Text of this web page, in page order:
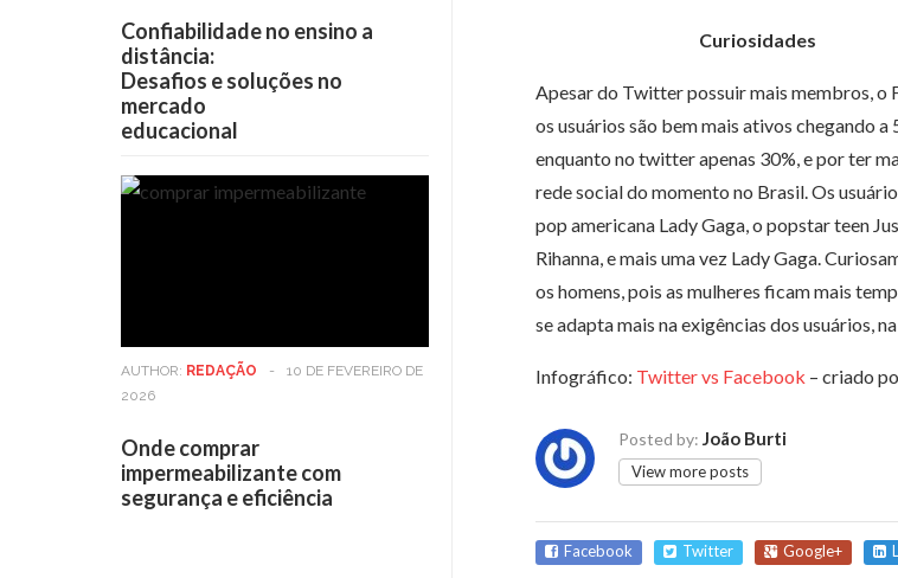
Curiosidades
Apesar do Twitter possuir mais membros, o
os usuários são bem mais ativos chegando a
enquanto no twitter apenas 30%, e por ter
rede social do momento no Brasil. Os
pop americana Lady Gaga, o popstar teen
Rihanna, e mais uma vez Lady Gaga.
os homens, pois as mulheres ficam mais
se adapta mais na exigências dos usuários,
Infográfico: Twitter vs Facebook – criado
Posted by: João Burti
View more posts
Facebook Twitter Google+
Confiabilidade no ensino a
distância:
Desafios e soluções no
mercado
educacional
AUTHOR: REDAÇÃO -
10 DE FEVEREIRO DE
2026
Onde comprar
impermeabilizante com
segurança e eficiência